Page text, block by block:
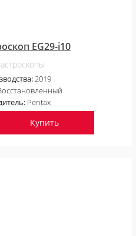
EG29-i10
2019
Pentax
Купить